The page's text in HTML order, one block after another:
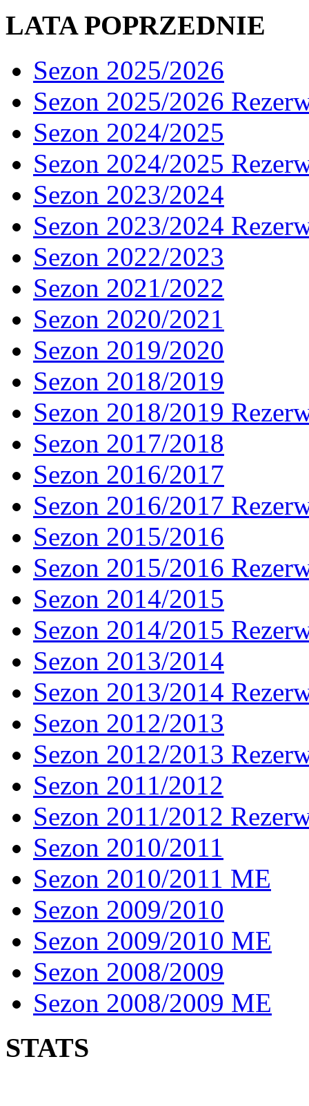
LATA POPRZEDNIE
Sezon 2025/2026
Sezon 2025/2026
Sezon 2024/2025
Sezon 2024/2025
Sezon 2023/2024
Sezon 2023/2024
Sezon 2022/2023
Sezon 2021/2022
Sezon 2020/2021
Sezon 2019/2020
Sezon 2018/2019
Sezon 2018/2019
Sezon 2017/2018
Sezon 2016/2017
Sezon 2016/2017
Sezon 2015/2016
Sezon 2015/2016
Sezon 2014/2015
Sezon 2014/2015
Sezon 2013/2014
Sezon 2013/2014
Sezon 2012/2013
Sezon 2012/2013
Sezon 2011/2012
Sezon 2011/2012
Sezon 2010/2011
Sezon 2010/2011 ME
Sezon 2009/2010
Sezon 2009/2010 ME
Sezon 2008/2009
Sezon 2008/2009 ME
STATS